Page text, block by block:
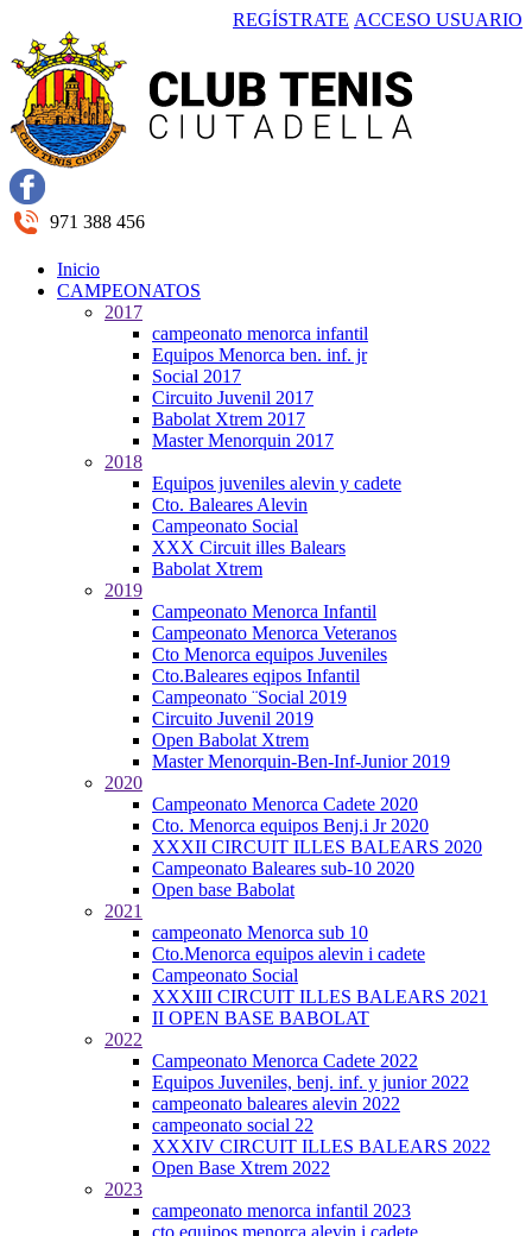
REGÍSTRATE ACCESO USUARIO
971 388 456
Inicio
CAMPEONATOS
2017
campeonato menorca infantil
Equipos Menorca ben. inf. jr
Social 2017
Circuito Juvenil 2017
Babolat Xtrem 2017
Master Menorquin 2017
2018
Equipos juveniles alevin y cadete
Cto. Baleares Alevin
Campeonato Social
XXX Circuit illes Balears
Babolat Xtrem
2019
Campeonato Menorca Infantil
Campeonato Menorca Veteranos
Cto Menorca equipos Juveniles
Cto.Baleares eqipos Infantil
Campeonato ¨Social 2019
Circuito Juvenil 2019
Open Babolat Xtrem
Master Menorquin-Ben-Inf-Junior 2019
2020
Campeonato Menorca Cadete 2020
Cto. Menorca equipos Benj.i Jr 2020
XXXII CIRCUIT ILLES BALEARS 2020
Campeonato Baleares sub-10 2020
Open base Babolat
2021
campeonato Menorca sub 10
Cto.Menorca equipos alevin i cadete
Campeonato Social
XXXIII CIRCUIT ILLES BALEARS 2021
II OPEN BASE BABOLAT
2022
Campeonato Menorca Cadete 2022
Equipos Juveniles, benj. inf. y junior 2022
campeonato baleares alevin 2022
campeonato social 22
XXXIV CIRCUIT ILLES BALEARS 2022
Open Base Xtrem 2022
2023
campeonato menorca infantil 2023
cto.equipos menorca alevin i cadete